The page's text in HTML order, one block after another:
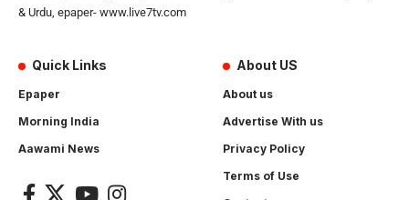
& Urdu, epaper- www.live7tv.com
Quick Links
Epaper
Morning India
Aawami News
About US
About us
Advertise With us
Privacy Policy
Terms of Use